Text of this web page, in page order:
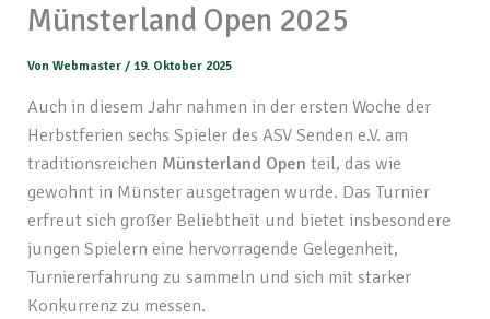
Münsterland Open 2025
VonWebmaster/ 19. Oktober 2025
Auch in diesem Jahr nahmen in der ersten Woche der
Herbstferien sechs Spieler des ASV Senden e.V. am
traditionsreichen Münsterland Open teil, das wie
gewohnt in Münster ausgetragen wurde. Das Turnier
erfreut sich großer Beliebtheit und bietet insbesondere
jungen Spielern eine hervorragende Gelegenheit,
Turniererfahrung zu sammeln und sich mit starker
Konkurrenz zu messen.